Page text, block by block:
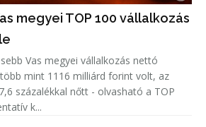
megyei TOP 100 vállalkozás
Vas megyei vállalkozás nettó
mint 1116 milliárd forint volt, az
százalékkal nőtt - olvasható a TOP
k...